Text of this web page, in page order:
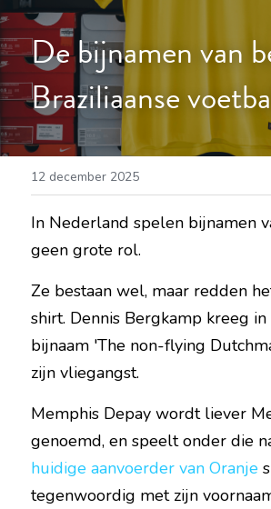
De bijnamen van
Braziliaanse
12 december 2025
In Nederland spelen bijnamen
geen grote rol.
Ze bestaan wel, maar redden
shirt. Dennis Bergkamp kreeg
bijnaam 'The non-flying
zijn vliegangst.
Memphis Depay wordt liever
genoemd, en speelt onder die
huidige aanvoerder van Oranje
tegenwoordig met zijn